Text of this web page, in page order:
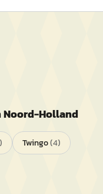
Noord-Holland
) Twingo(4)